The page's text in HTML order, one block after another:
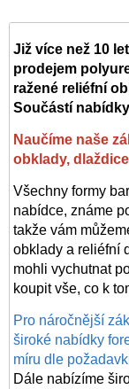
Již více než 10
prodejem
ražené reliéfní
Součástí
Naučíme naše
obklady,
Všechny formy
nabídce, známe
takže vám
obklady a reliéfní
mohli vychutnat
koupit vše, co k
Pro náročnější
široké nabídky
míru dle
Dále nabízíme